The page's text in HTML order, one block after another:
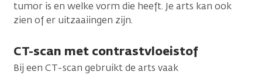
tumor is en welke vorm die heeft. Je arts kan ook
zien of er uitzaaiingen zijn.
CT-scan met contrastvloeistof
Bij een CT-scan gebruikt de arts vaak